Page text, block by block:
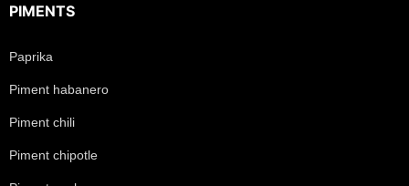
PIMENTS
Paprika
Piment habanero
Piment chili
Piment chipotle